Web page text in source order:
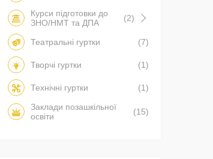
Курси підготовки до
ЗНО/НМТ та ДПА
(2)
Театральні гуртки (7)
Творчі гуртки (1)
Технічні гуртки
(1)
Заклади позашкільної
освіти
(15)